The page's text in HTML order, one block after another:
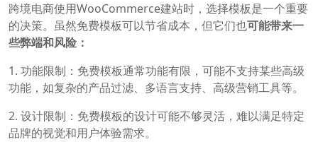
跨境电商使用WooCommerce建站时，选择模板是一个重要
的决策。虽然免费模板可以节省成本，但它们也可能带来一
些弊端和风险：
1. 功能限制：免费模板通常功能有限，可能不支持某些高级
功能，如复杂的产品过滤、多语言支持、高级营销工具等。
2. 设计限制：免费模板的设计可能不够灵活，难以满足特定
品牌的视觉和用户体验需求。